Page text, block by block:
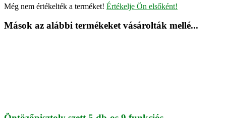
Még nem értékelték a terméket! Értékelje Ön elsőként!
Mások az alábbi termékeket vásárolták mellé...